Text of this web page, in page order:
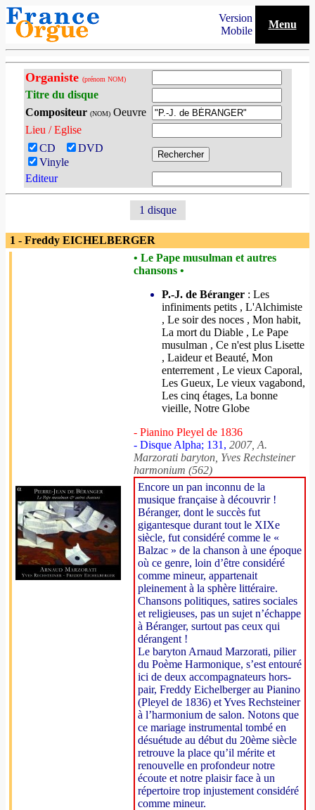
Version
Mobile
Menu
Organiste (prénom NOM)
Titre du disque
Compositeur (NOM)Oeuvre
Lieu / Eglise
CD
DVD
Vinyle
Editeur
1 disque
1 - Freddy EICHELBERGER
• Le Pape musulman et autres
chansons •
P.-J. de Béranger : Les
infiniments petits , L'Alchimiste
, Le soir des noces , Mon habit,
La mort du Diable , Le Pape
musulman , Ce n'est plus Lisette
, Laideur et Beauté, Mon
enterrement , Le vieux Caporal,
Les Gueux, Le vieux vagabond,
Les cinq étages, La bonne
vieille, Notre Globe
- Pianino Pleyel de 1836
- Disque Alpha; 131, 2007, A.
Marzorati baryton, Yves Rechsteiner
harmonium (562)
Encore un pan inconnu de la
musique française à découvrir !
Béranger, dont le succès fut
gigantesque durant tout le XIXe
siècle, fut considéré comme le «
Balzac » de la chanson à une époque
où ce genre, loin d’être considéré
comme mineur, appartenait
pleinement à la sphère littéraire.
Chansons politiques, satires sociales
et religieuses, pas un sujet n’échappe
à Béranger, surtout pas ceux qui
dérangent !
Le baryton Arnaud Marzorati, pilier
du Poème Harmonique, s’est entouré
ici de deux accompagnateurs hors-
pair, Freddy Eichelberger au Pianino
(Pleyel de 1836) et Yves Rechsteiner
à l’harmonium de salon. Notons que
ce mariage instrumental tombé en
désuétude au début du 20ème siècle
retrouve la place qu’il mérite et
renouvelle en profondeur notre
écoute et notre plaisir face à un
répertoire trop injustement considéré
comme mineur.